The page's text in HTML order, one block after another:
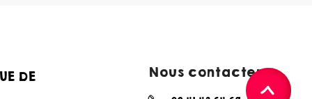
DE
Nous contacter :